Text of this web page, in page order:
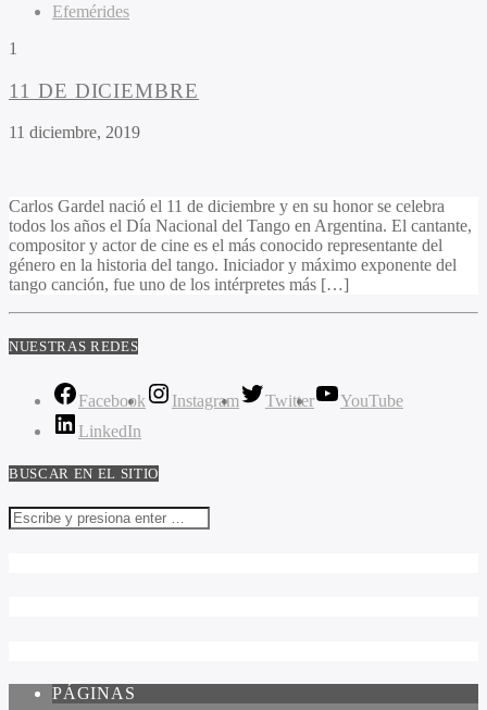
Efemérides
1
11 DE DICIEMBRE
11 diciembre, 2019
Carlos Gardel nació el 11 de diciembre y en su honor se celebra
todos los años el Día Nacional del Tango en Argentina. El cantante,
compositor y actor de cine es el más conocido representante del
género en la historia del tango. Iniciador y máximo exponente del
tango canción,​ fue uno de los intérpretes más […]
NUESTRAS REDES
Facebook Instagram Twitter
YouTube
LinkedIn
BUSCAR EN EL SITIO
PÁGINAS